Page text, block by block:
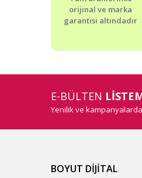
orijinal ve marka
garantisi altındadır
E-BÜLTEN
Yenilik ve
BOYUT DİJİTAL